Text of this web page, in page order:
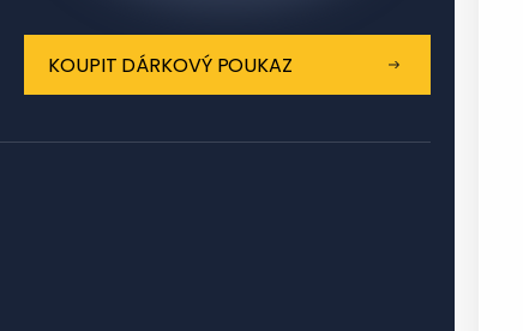
KOUPIT DÁRKOVÝ POUKAZ